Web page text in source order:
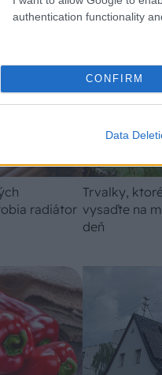
authentication functionality
CONFIRM
Data
radiátor
Trvalky,
vysaďte na
deň